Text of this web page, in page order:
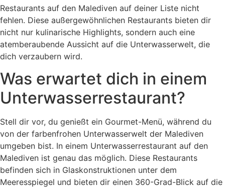
Restaurants auf den Malediven auf deiner Liste nicht
fehlen. Diese außergewöhnlichen Restaurants bieten dir
nicht nur kulinarische Highlights, sondern auch eine
atemberaubende Aussicht auf die Unterwasserwelt, die
dich verzaubern wird.
Was erwartet dich in einem
Unterwasserrestaurant?
Stell dir vor, du genießt ein Gourmet-Menü, während du
von der farbenfrohen Unterwasserwelt der Malediven
umgeben bist. In einem Unterwasserrestaurant auf den
Malediven ist genau das möglich. Diese Restaurants
befinden sich in Glaskonstruktionen unter dem
Meeresspiegel und bieten dir einen 360-Grad-Blick auf die